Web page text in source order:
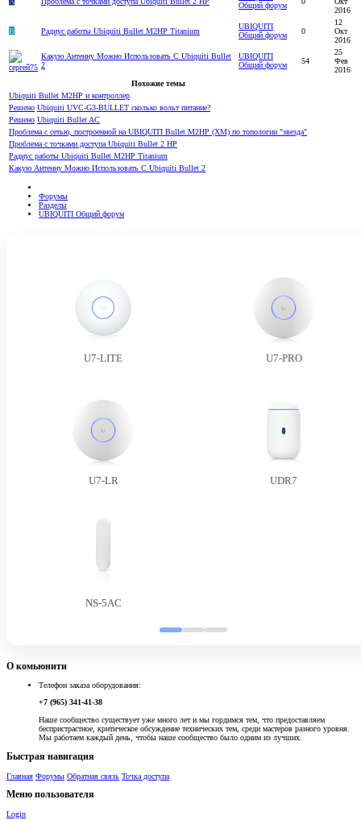
Общий форум
2016
B Радиус работы Ubiquiti Bullet M2HP Titanium
UBIQUITI
Общий форум
0
12
Окт
2016
Какую Антенну Можно Использовать С Ubiquiti Bullet
2
UBIQUITI
Общий форум
54
25
Фев
2016
Похожие темы
Ubiquiti Bullet M2HP и контроллер
Решено Ubiquiti UVC-G3-BULLET сколько вольт питание?
Решено Ubiquiti Bullet AC
Проблема с сетью, построенной на UBIQUITI Bullet M2HP (XM) по топологии "звезда"
Проблема с точками доступа Ubiquiti Bullet 2 HP
Радиус работы Ubiquiti Bullet M2HP Titanium
Какую Антенну Можно Использовать С Ubiquiti Bullet 2
Форумы
Разделы
UBIQUITI Общий форум
U7-LITE U7-PRO
U7-LR UDR7
NS-5AC
О комьюнити
Телефон заказа оборудования:
+7 (965) 341-41-38
Наше сообщество существует уже много лет и мы гордимся тем, что предоставляем
беспристрастное, критическое обсуждение технических тем, среди мастеров разного уровня.
Мы работаем каждый день, чтобы наше сообщество было одним из лучших.
Быстрая навигация
Главная Форумы Обратная связь Точка доступа
Меню пользователя
Login